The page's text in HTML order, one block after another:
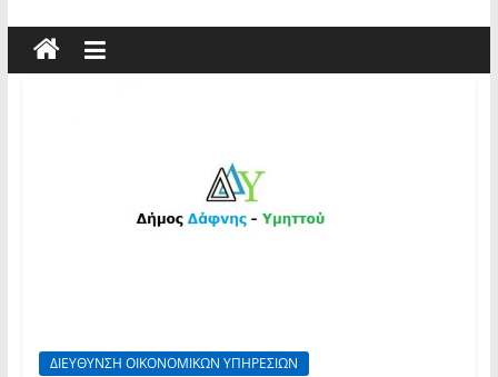
ΔΙΕΥΘΥΝΣΗ ΟΙΚΟΝΟΜΙΚΩΝ ΥΠΗΡΕΣΙΩΝ